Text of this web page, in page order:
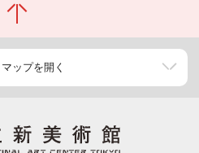
ップを開く